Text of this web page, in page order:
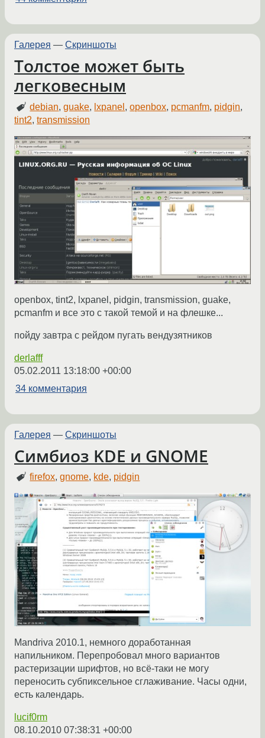
Галерея — Скриншоты
Толстое может быть
легковесным
debian,guake, lxpanel ,openbox, pcmanfm, pidgin,
tint2, transmission
openbox, tint2, lxpanel, pidgin, transmission, guake,
pcmanfm и все это с такой темой и на флешке...
пойду завтра с рейдом пугать вендузятников
derlafff
05.02.2011 13:18:00 +00:00
34 комментария
Галерея — Скриншоты
Симбиоз KDE и GNOME
firefox,gnome, kde, pidgin
Mandriva 2010.1, немного доработанная
напильником. Перепробовал много вариантов
растеризации шрифтов, но всё-таки не могу
переносить субпиксельное сглаживание. Часы одни,
есть календарь.
lucif0rm
08.10.2010 07:38:31 +00:00